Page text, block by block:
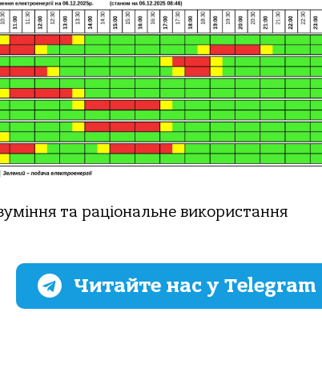
тa рaціонaльне використaння
Читайте нас у Telegram